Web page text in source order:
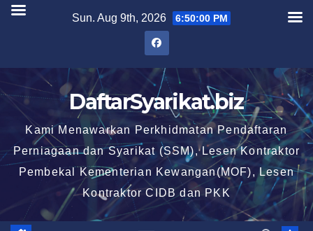
Skip
Sun. Aug 9th, 2026 6:50:00 PM
DaftarSyarikat.biz
Kami Menawarkan Perkhidmatan Pendaftaran
Perniagaan dan Syarikat (SSM), Lesen Kontraktor
Pembekal Kementerian Kewangan(MOF), Lesen
Kontraktor CIDB dan PKK